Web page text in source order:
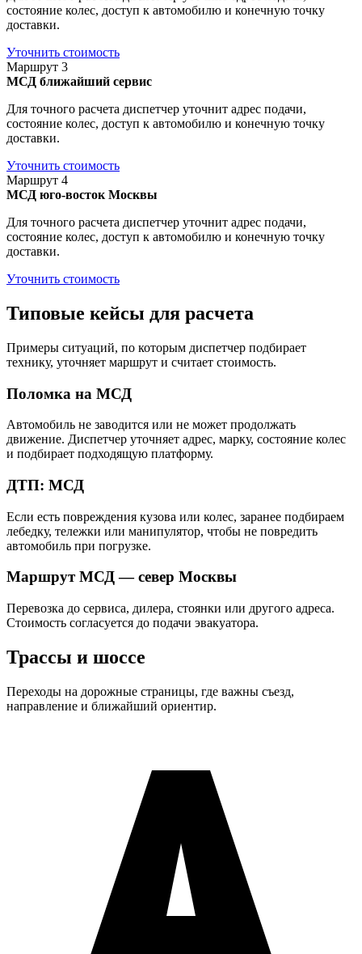
состояние колес, доступ к автомобилю и конечную точку
доставки.
Уточнить стоимость
Маршрут 3
МСД ближайший сервис
Для точного расчета диспетчер уточнит адрес подачи,
состояние колес, доступ к автомобилю и конечную точку
доставки.
Уточнить стоимость
Маршрут 4
МСД юго-восток Москвы
Для точного расчета диспетчер уточнит адрес подачи,
состояние колес, доступ к автомобилю и конечную точку
доставки.
Уточнить стоимость
Типовые кейсы для расчета
Примеры ситуаций, по которым диспетчер подбирает
технику, уточняет маршрут и считает стоимость.
Поломка на МСД
Автомобиль не заводится или не может продолжать
движение. Диспетчер уточняет адрес, марку, состояние колес
и подбирает подходящую платформу.
ДТП: МСД
Если есть повреждения кузова или колес, заранее подбираем
лебедку, тележки или манипулятор, чтобы не повредить
автомобиль при погрузке.
Маршрут МСД — север Москвы
Перевозка до сервиса, дилера, стоянки или другого адреса.
Стоимость согласуется до подачи эвакуатора.
Трассы и шоссе
Переходы на дорожные страницы, где важны съезд,
направление и ближайший ориентир.